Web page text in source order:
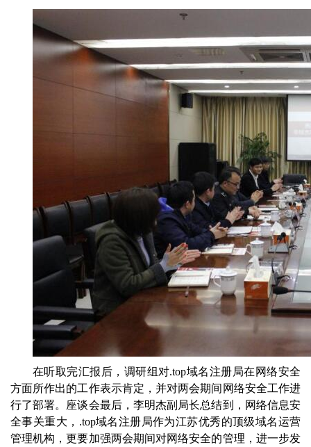
在听取完汇报后，调研组对.top域名注册局在网络安全
方面所作出的工作表示肯定，并对两会期间网络安全工作进
行了部署。座谈会最后，李明杰副局长总结到，网络信息安
全事关重大， .top域名注册局作为江苏优秀的顶级域名运营
管理机构 ，更要加强两会期间对网络安全的管理，进一步发